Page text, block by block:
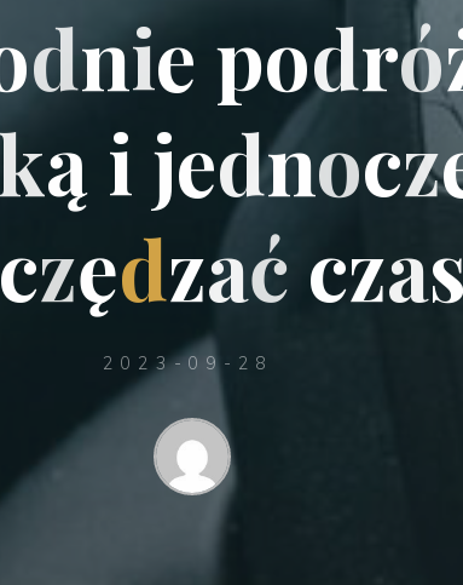
dnie podró
ą i jednocz
czędzać cza
2023-09-28